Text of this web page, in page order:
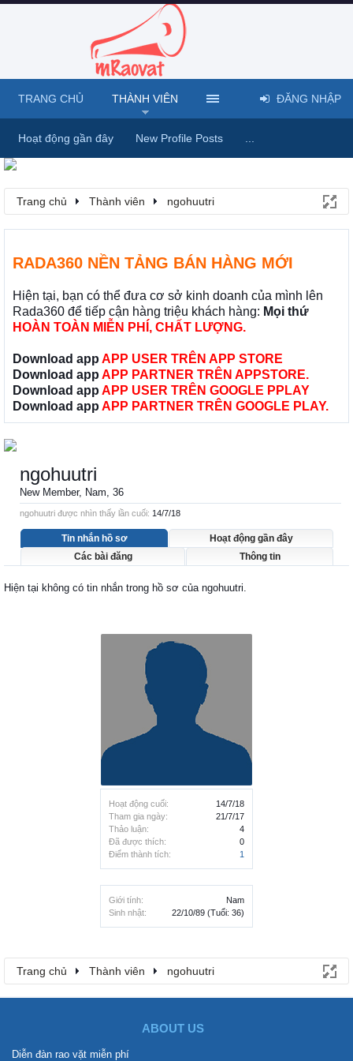
Trang chủ Thành viên ngohuutri
RADA360 NỀN TẢNG BÁN HÀNG MỚI
Hiện tại, bạn có thể đưa cơ sở kinh doanh của mình lên
Rada360 để tiếp cận hàng triệu khách hàng: Mọi thứ
HOÀN TOÀN MIỄN PHÍ, CHẤT LƯỢNG.
Download app APP USER TRÊN APP STORE
Download app APP PARTNER TRÊN APPSTORE.
Download app APP USER TRÊN GOOGLE PPLAY
Download app APP PARTNER TRÊN GOOGLE PLAY.
Hoạt động cuối:
14/7/18
Tham gia ngày:
21/7/17
Thảo luận:
4
Đã được thích:
0
Điểm thành tích:
1
Giới tính:
Nam
Sinh nhật:
22/10/89 (Tuổi: 36)
ngohuutri
New Member, Nam, 36
ngohuutri được nhìn thấy lần cuối: 14/7/18
Tin nhắn hồ sơ
Hoạt động gần đây
Các bài đăng
Thông tin
Hiện tại không có tin nhắn trong hồ sơ của ngohuutri.
Trang chủ Thành viên ngohuutri
TRANG CHỦ THÀNH VIÊN
Hoạt động gần đây New Profile Posts
ĐĂNG NHẬP
ABOUT US
Diễn đàn rao vặt miễn phí